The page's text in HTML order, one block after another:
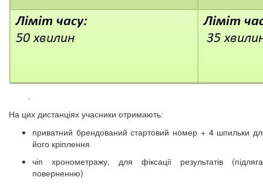
На цих дистанціях учасники отримають:
приватний брендований стартовий номер + 4 шпильки
його кріплення
чіп хронометражу, для фіксації результатів
поверненню)